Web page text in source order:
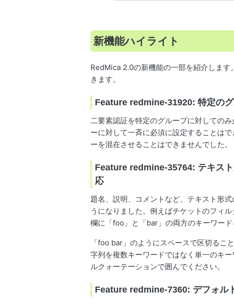
新機能ハイライト
RedMica 2.0の新機能の一部を紹介しま
きます。
Feature redmine-31920: 特定の
二要素認証を特定のグループに対しての
ーに対して一斉に必須に設定することは
ーを混在させることはできませんでした。
Feature redmine-35764: テキス
応
題名、説明、コメントなど、テキスト形
うになりました。例えばチケットのフィ
欄に「foo」と「bar」の両方のキーワード
「foo bar」のようにスペースで区切るこ
字列を複数キーワードではなく単一のキ
ルクォーテーションで囲んでください。
Feature redmine-7360: デフォル